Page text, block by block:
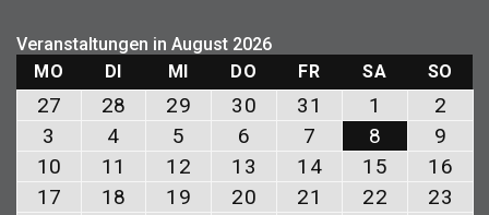
Veranstaltungen in August 2026
MO MONTAG
DIDIENSTAG
MIMITTWOCH
DO DONNERSTAG
FRFREITAG
SA SAMSTAG
SO
27
2026
28
2026
29
2026
30 31
Juli
2026
1
August
2026
2
3
August
2026
44.
August
2026
5
August
2026
6
August
2026
7
August
2026
8
August
2026
9
10
August
2026
11
August
2026
12
August
2026
13
August
2026
1414.
August
2026
15
August
2026
16
17 18 19 20 21 22 23